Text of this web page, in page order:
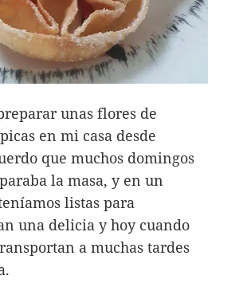
unas flores de
en mi casa desde
que muchos domingos
la masa, y en un
listas para
una delicia y hoy cuando
a muchas tardes